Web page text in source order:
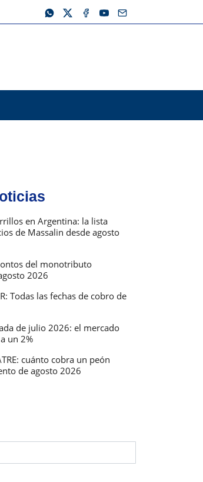
en Argentina: la lista
de Massalin desde agosto
del monotributo
2026
Todas las fechas de cobro de
de julio 2026: el mercado
un 2%
cuánto cobra un peón
de agosto 2026